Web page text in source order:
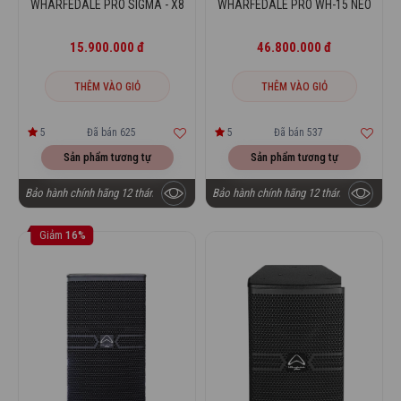
Wharfedale Pro Anglo E10
dụng 2 củ loa con, với đặc trưng là âm thanh sống động,
mạnh mẽ, chất âm cao cấp, giàu chi tiết. Trong đó, dải cao
của loa được đảm nhiệm bởi 1 tweeter kích thước 25mm,
kết hợp với 1 woofer hình nón đường kính lớn lên tới
300mm làm nhiệm vụ tái tạo dải trung và trầm. Cả 2 củ loa
này đều được trang bị những công nghệ mới và tiên tiến
WHARFEDALE PRO SIGMA - X8
15.900.000 đ
THÊM VÀO GIỎ
5 Đã bán 625
Sản phẩm tương tự
Bảo hành chính hãng 12 tháng
WHARFEDALE PRO WH-15 NEO
46.800.000 đ
THÊM VÀO GIỎ
5 Đã bán 537
Sản phẩm tương tự
Bảo hành chính hãng 12 tháng
Giảm 16%